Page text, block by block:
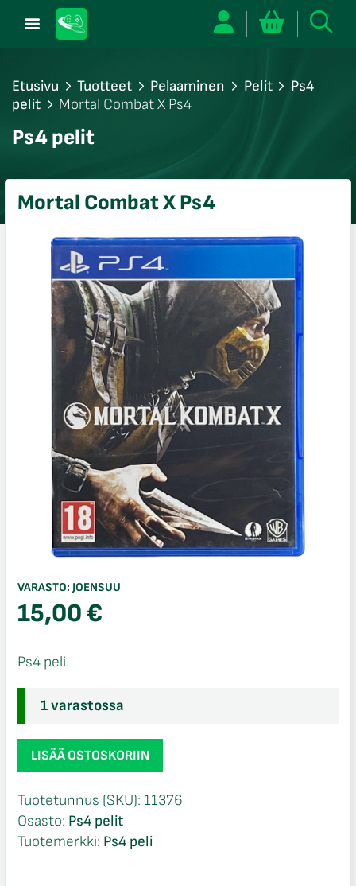
Etusivu Tuotteet Pelaaminen Pelit
Ps4
pelit
Mortal Combat X Ps4
Ps4 pelit
Mortal Combat X Ps4
VARASTO: JOENSUU
15,00€
Ps4 peli.
1 varastossa
Mortal
Combat
Ps4
määrä
LISÄÄ OSTOSKORIIN
Tuotetunnus (SKU): 11376
Osasto: Ps4 pelit
Tuotemerkki: Ps4 peli
sulje
sulje